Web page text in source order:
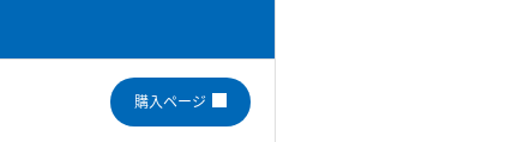
購入ページ